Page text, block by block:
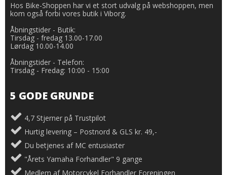
Hos Bike-Shoppen har vi et stort udvalg på webshoppen, men
kom også forbi vores butik i Viborg.
Åbningstider - Butik:
Tirsdag - fredag 13.00-17.00
Lørdag 10.00-14.00
Åbningstider - Telefon:
Tirsdag - Fredag: 10:00 - 15:00
5 GODE GRUNDE
4,7 Stjerner på Trustpilot
Hurtig levering – Postnord & GLS kr. 49,-
Du betjenes af MC entusiaster
"Årets Yamaha Forhandler" 9 gange
Medlem af Motorcykel Forhandler Foreningen